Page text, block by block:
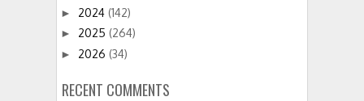
► 2024 (142)
► 2025 (264)
► 2026 (34)
RECENT COMMENTS